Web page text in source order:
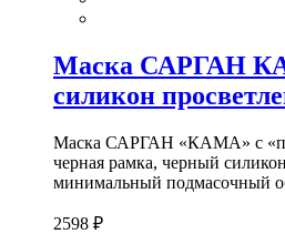
Маска САРГАН
силикон
Маска САРГАН «КАМА» с
черная рамка, черный
минимальный подмасочный
2598 ₽